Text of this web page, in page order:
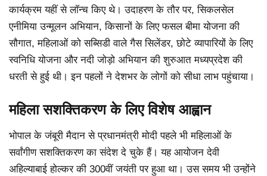
कार्यक्रम यहीं से लॉन्च किए थे। उदाहरण के तौर पर, सिकलसेल
एनीमिया उन्मूलन अभियान, किसानों के लिए फसल बीमा योजना की
सौगात, महिलाओं को सब्सिडी वाले गैस सिलेंडर, छोटे व्यापारियों के लिए
स्वनिधि योजना और नदी जोड़ो अभियान की शुरुआत मध्यप्रदेश की
धरती से हुई थी। इन पहलों ने देशभर के लोगों को सीधा लाभ पहुंचाया।
महिला सशक्तिकरण के लिए विशेष आह्वान
भोपाल के जंबूरी मैदान से प्रधानमंत्री मोदी पहले भी महिलाओं के
सर्वांगीण सशक्तिकरण का संदेश दे चुके हैं। यह आयोजन देवी
अहिल्याबाई होल्कर की 300वीं जयंती पर हुआ था। उस समय भी उन्होंने